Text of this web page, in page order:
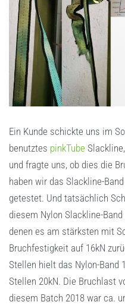
Ein Kunde schickte uns im
benutztes pinkTube
und fragte uns, ob dies die
haben wir das Slackline-
getestet. Und tatsächlich
diesem Nylon Slackline-
denen es am stärksten mit
Bruchfestigkeit auf 16kN
Stellen hielt das Nylon-Band
Stellen 20kN. Die Bruchlast
diesem Batch 2018 war ca.